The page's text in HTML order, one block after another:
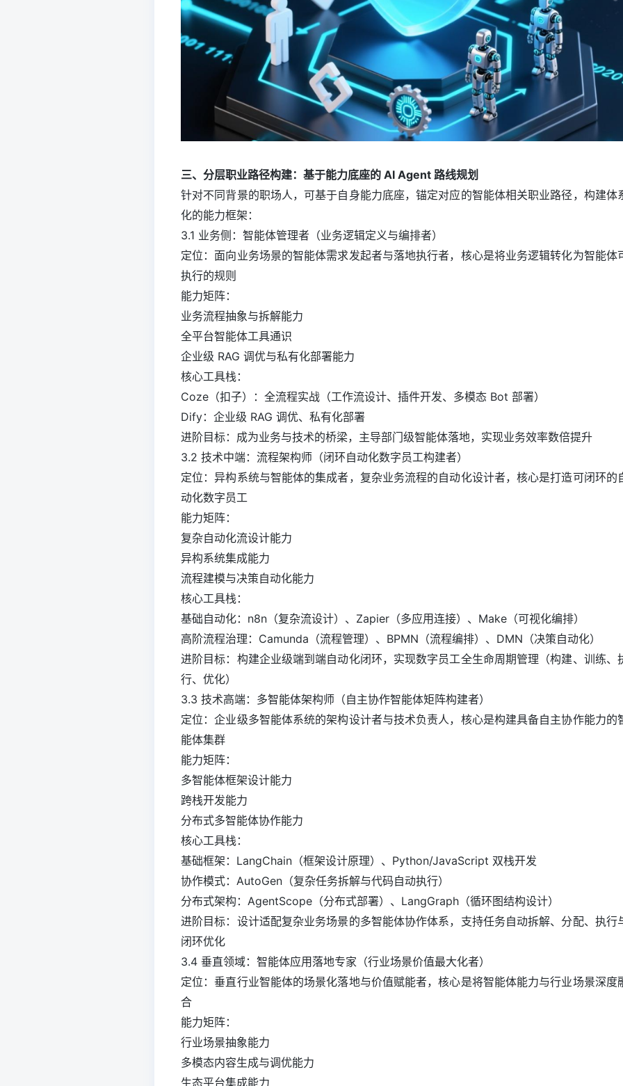
三、分层职业路径构建：基于能力底座的 AI Agent 路线规划
针对不同背景的职场人，可基于自身能力底座，锚定对应的智能体相关职业路径，构建体
化的能力框架：
3.1 业务侧：智能体管理者（业务逻辑定义与编排者）
定位：面向业务场景的智能体需求发起者与落地执行者，核心是将业务逻辑转化为智能体
执行的规则
能力矩阵：
业务流程抽象与拆解能力
全平台智能体工具通识
企业级 RAG 调优与私有化部署能力
核心工具栈：
Coze（扣子）：全流程实战（工作流设计、插件开发、多模态 Bot 部署）
Dify：企业级 RAG 调优、私有化部署
进阶目标：成为业务与技术的桥梁，主导部门级智能体落地，实现业务效率数倍提升
3.2 技术中端：流程架构师（闭环自动化数字员工构建者）
定位：异构系统与智能体的集成者，复杂业务流程的自动化设计者，核心是打造可闭环的
动化数字员工
能力矩阵：
复杂自动化流设计能力
异构系统集成能力
流程建模与决策自动化能力
核心工具栈：
基础自动化：n8n（复杂流设计）、Zapier（多应用连接）、Make（可视化编排）
高阶流程治理：Camunda（流程管理）、BPMN（流程编排）、DMN（决策自动化）
进阶目标：构建企业级端到端自动化闭环，实现数字员工全生命周期管理（构建、训练、
行、优化）
3.3 技术高端：多智能体架构师（自主协作智能体矩阵构建者）
定位：企业级多智能体系统的架构设计者与技术负责人，核心是构建具备自主协作能力的
能体集群
能力矩阵：
多智能体框架设计能力
跨栈开发能力
分布式多智能体协作能力
核心工具栈：
基础框架：LangChain（框架设计原理）、Python/JavaScript 双栈开发
协作模式：AutoGen（复杂任务拆解与代码自动执行）
分布式架构：AgentScope（分布式部署）、LangGraph（循环图结构设计）
进阶目标：设计适配复杂业务场景的多智能体协作体系，支持任务自动拆解、分配、执行
闭环优化
3.4 垂直领域：智能体应用落地专家（行业场景价值最大化者）
定位：垂直行业智能体的场景化落地与价值赋能者，核心是将智能体能力与行业场景深度
合
能力矩阵：
行业场景抽象能力
多模态内容生成与调优能力
生态平台集成能力